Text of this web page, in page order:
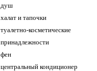
душ
халат и тапочки
туалетно-косметические
принадлежности
фен
центральный кондиционер